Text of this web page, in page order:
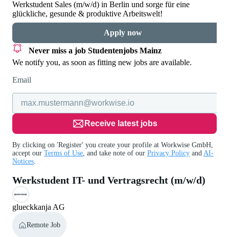
Werkstudent Sales (m/w/d) in Berlin und sorge für eine
glückliche, gesunde & produktive Arbeitswelt!
Apply now
Never miss a job Studentenjobs Mainz
We notify you, as soon as fitting new jobs are available.
Email
Receive latest jobs
By clicking on 'Register' you create your profile at Workwise GmbH,
accept our Terms of Use , and take note of our Privacy Policy and AI-
Notices
Werkstudent IT- und Vertragsrecht (m/w/d)
glueckkanja AG
Remote Job